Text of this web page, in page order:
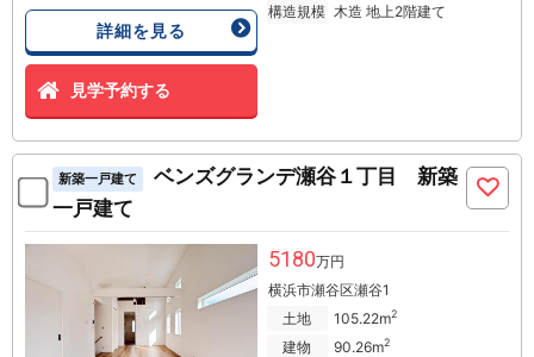
詳細を見る
見学予約する
構造規模 木造 地上2階建て
新築一戸建て
ベンズグランデ瀬谷１丁目 新築
一戸建て
5180万円
横浜市瀬谷区瀬谷1
土地
105.22m2
建物 90.26m2